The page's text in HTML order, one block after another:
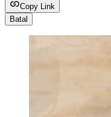
Copy Link
Batal